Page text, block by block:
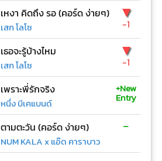
เหงา คิดถึง รอ (คอร์ด ง่ายๆ)
เสก โลโซ
▼
-1
เธอจะรู้บ้างไหม
เสก โลโซ
▼
-1
เพราะพี่รักจริง
หนึ่ง บีเคแบนด์
+New
Entry
ตามตะวัน (คอร์ด ง่ายๆ)
NUM KALA x แอ๊ด คาราบาว
-